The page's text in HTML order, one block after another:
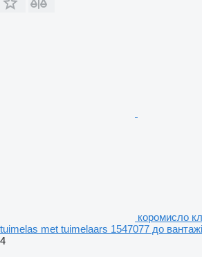
коромисло
tuimelas met tuimelaars 1547077 до
4